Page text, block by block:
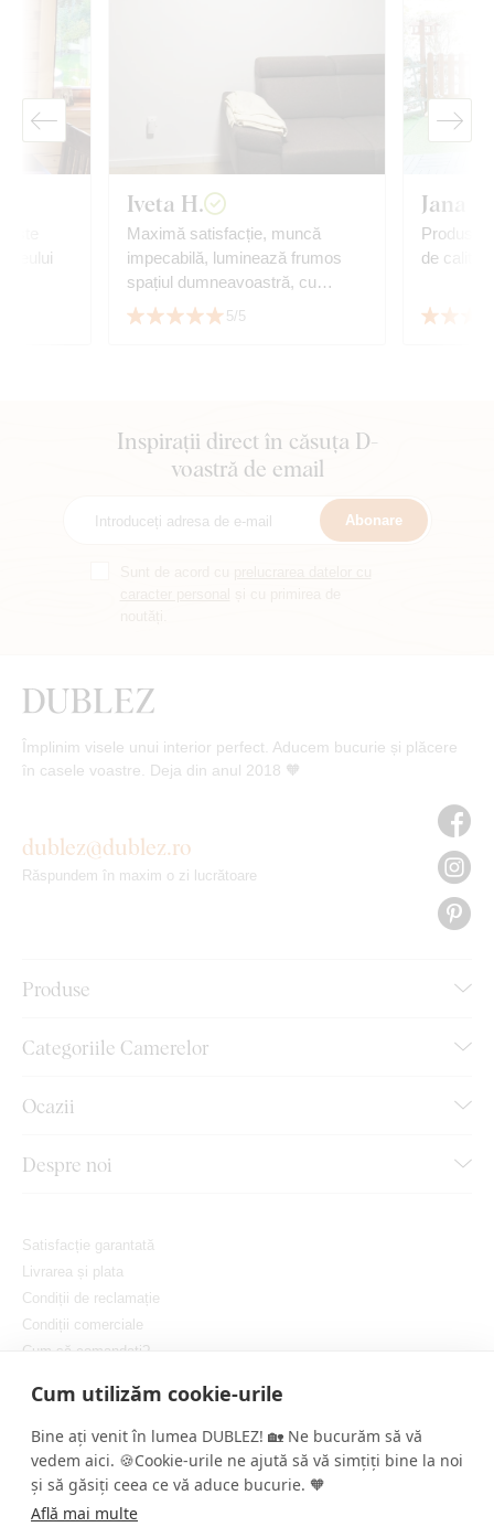
Cum utilizăm cookie-urile
Bine ați venit în lumea DUBLEZ! 🏡 Ne bucurăm să vă
vedem aici. 🍪Cookie-urile ne ajută să vă simțiți bine la noi
și să găsiți ceea ce vă aduce bucurie. 🧡
Află mai multe
leului
Iveta H.
Maximă satisfacție, muncă
impecabilă, luminează frumos
spațiul dumneavoastră, cu
siguranță recomand.
5/5
Jana P.
Produs
de
Inspirații direct în căsuța D-
voastră de email
Abonare
Împlinim visele unui interior perfect. Aducem bucurie și plăcere
în casele voastre. Deja din anul 2018 🧡
Produse
Categoriile Camerelor
Ocazii
Despre noi
dublez@dublez.ro
Răspundem în maxim o zi lucrătoare
Satisfacție garantată
Livrarea și plata
Condiții de reclamație
Condiții comerciale
Cum să comandați?
Setați cookie-urile